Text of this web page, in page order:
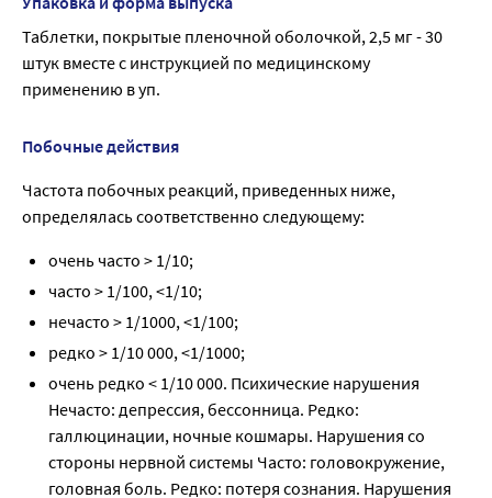
Таблетки, покрытые пленочной оболочкой, 2,5 мг - 30
штук вместе с инструкцией по медицинскому
применению в уп.
Побочные действия
Частота побочных реакций, приведенных ниже,
определялась соответственно следующему:
очень часто > 1/10;
часто > 1/100, <1/10;
нечасто > 1/1000, <1/100;
редко > 1/10 000, <1/1000;
очень редко < 1/10 000. Психические нарушения
Нечасто: депрессия, бессонница. Редко:
галлюцинации, ночные кошмары. Нарушения со
стороны нервной системы Часто: головокружение,
головная боль. Редко: потеря сознания. Нарушения